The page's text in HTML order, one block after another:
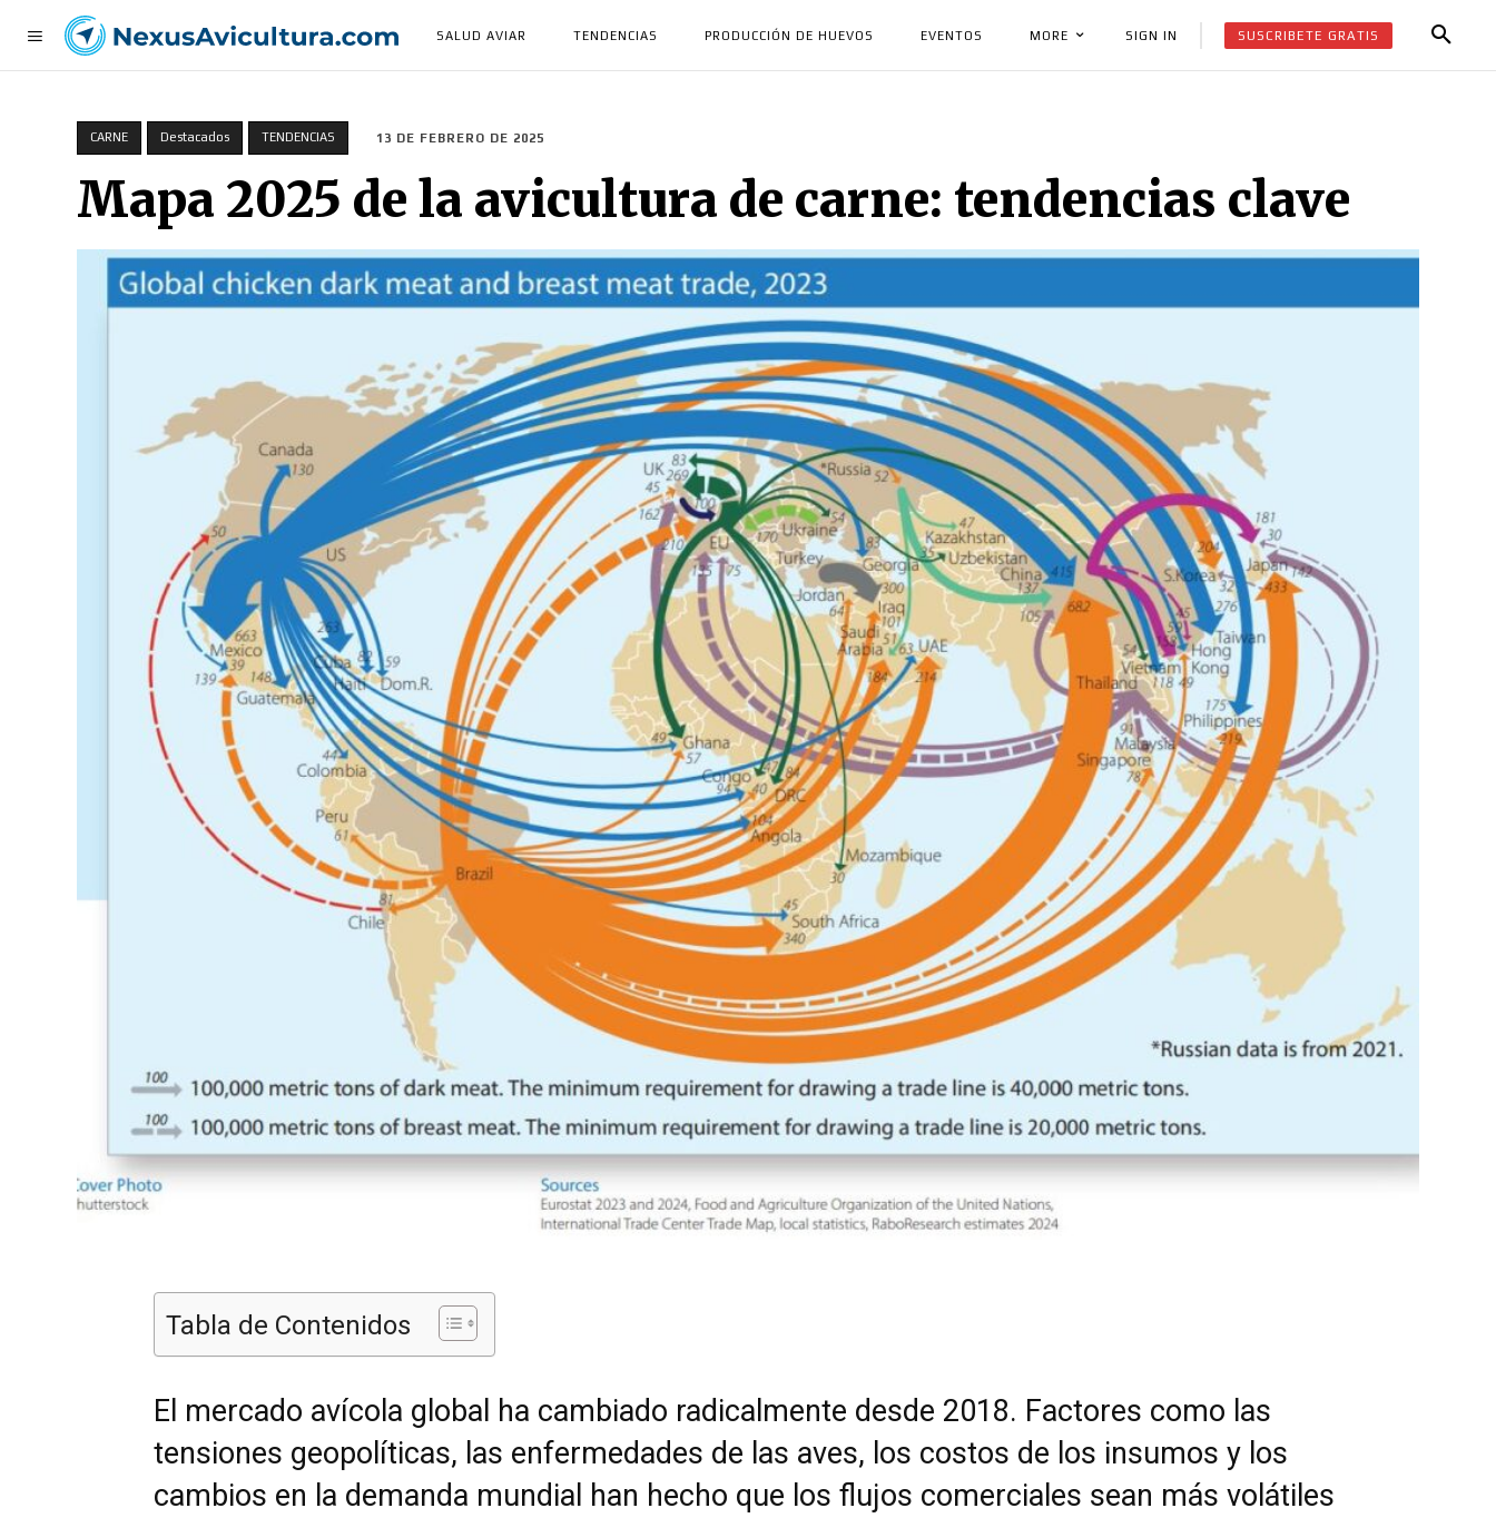
SALUD AVIAR TENDENCIAS PRODUCCIÓN DE HUEVOS EVENTOS MORE SIGN IN SUSCRIBETE GRATIS
CARNE Destacados TENDENCIAS 13 DE FEBRERO DE 2025
Mapa 2025 de la avicultura de carne: tendencias clave
Tabla de Contenidos
El mercado avícola global ha cambiado radicalmente desde 2018. Factores como las
tensiones geopolíticas, las enfermedades de las aves, los costos de los insumos y los
cambios en la demanda mundial han hecho que los flujos comerciales sean más volátiles